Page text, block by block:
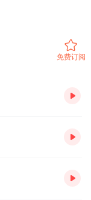
免费订阅